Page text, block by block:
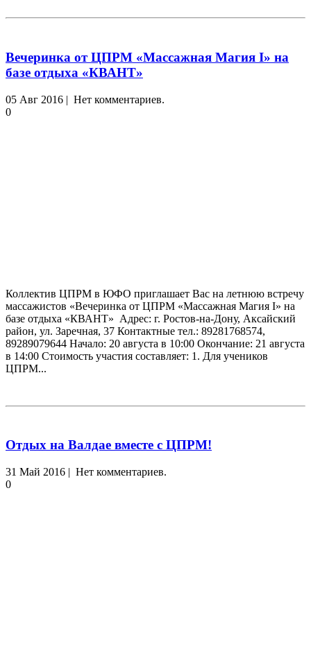
Вечеринка от ЦПРМ «Массажная Магия I» на
базе отдыха «КВАНТ»
05 Авг 2016 | Нет комментариев.
0
Коллектив ЦПРМ в ЮФО приглашает Вас на летнюю встречу
массажистов «Вечеринка от ЦПРМ «Массажная Магия I» на
базе отдыха «КВАНТ» Адрес: г. Ростов-на-Дону, Аксайский
район, ул. Заречная, 37 Контактные тел.: 89281768574,
89289079644 Начало: 20 августа в 10:00 Окончание: 21 августа
в 14:00 Стоимость участия составляет: 1. Для учеников
ЦПРМ...
Отдых на Валдае вместе с ЦПРМ!
31 Май 2016 | Нет комментариев.
0